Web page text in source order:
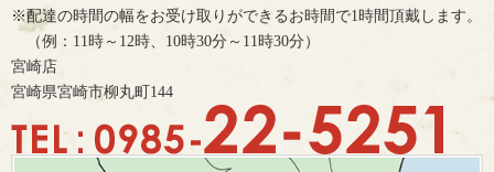
※配達の時間の幅をお受け取りができるお時間で1時間頂戴します。
（例：11時～12時、10時30分～11時30分）
宮崎店
宮崎県宮崎市柳丸町144